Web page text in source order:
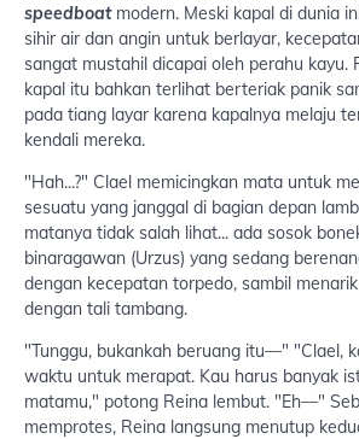
speedboatmodern. Meski kapal di dunia
sihir air dan angin untuk berlayar,
sangat mustahil dicapai oleh perahu kayu.
kapal itu bahkan terlihat berteriak panik
pada tiang layar karena kapalnya melaju
kendali mereka.
"Hah...?" Clael memicingkan mata untuk
sesuatu yang janggal di bagian depan
matanya tidak salah lihat... ada sosok
binaragawan (Urzus) yang sedang
dengan kecepatan torpedo, sambil
dengan tali tambang.
"Tunggu, bukankah beruang itu—" "Clael,
waktu untuk merapat. Kau harus banyak
matamu," potong Reina lembut. "Eh—"
memprotes, Reina langsung menutup